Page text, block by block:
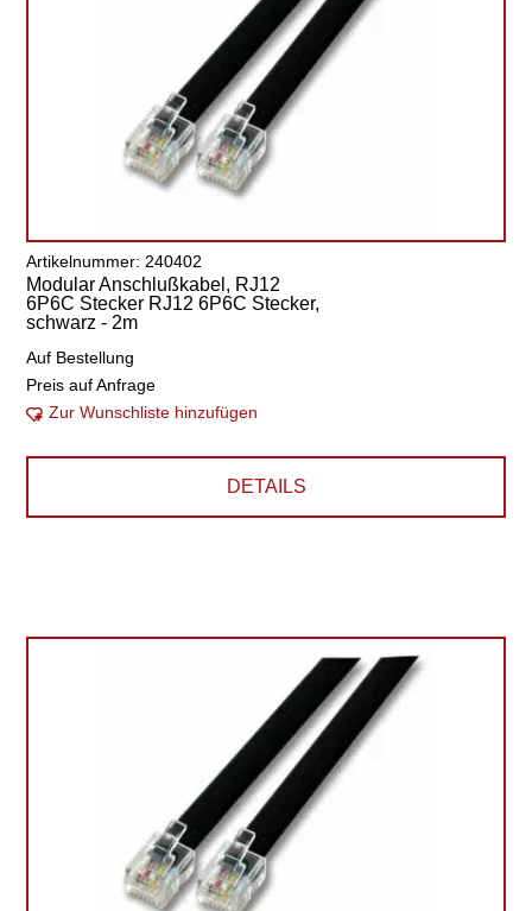
Artikelnummer: 240402
Modular Anschlußkabel, RJ12
6P6C Stecker RJ12 6P6C Stecker,
schwarz - 2m
Auf Bestellung
Preis auf Anfrage
Zur Wunschliste hinzufügen
DETAILS